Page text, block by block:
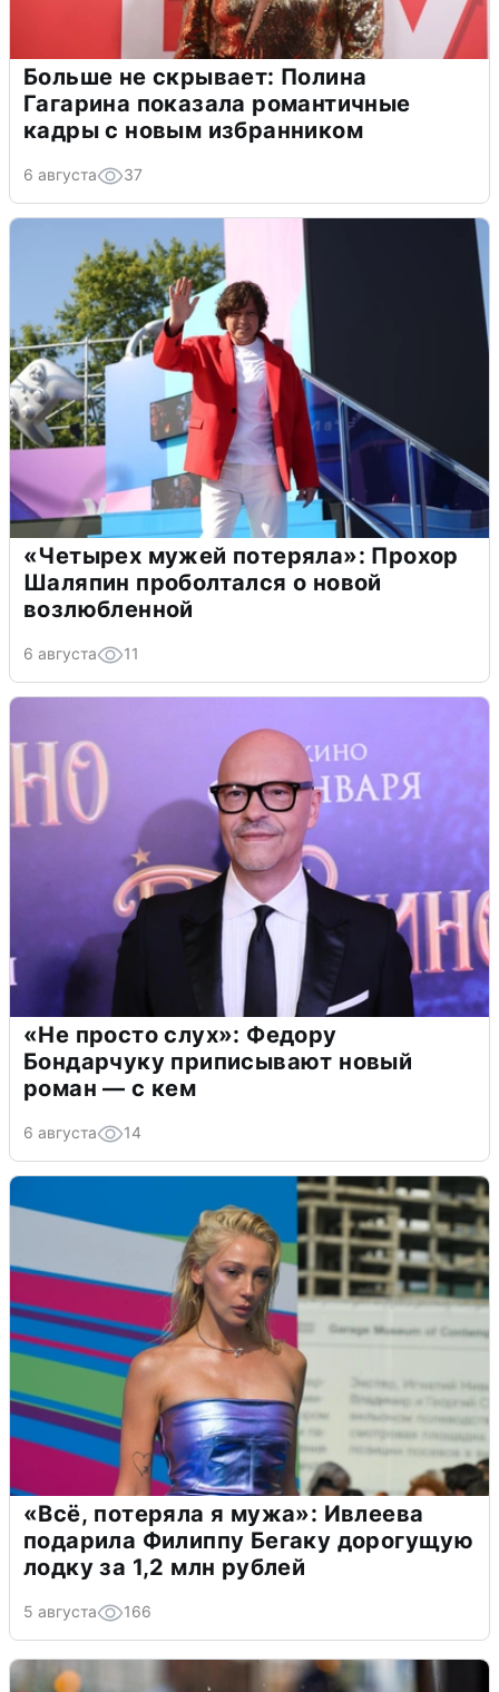
Больше не скрывает: Полина
Гагарина показала романтичные
кадры с новым избранником
6 августа 37
«Четырех мужей потеряла»: Прохор
Шаляпин проболтался о новой
возлюбленной
6 августа 11
«Не просто слух»: Федору
Бондарчуку приписывают новый
роман — с кем
6 августа 14
«Всё, потеряла я мужа»: Ивлеева
подарила Филиппу Бегаку дорогущую
лодку за 1,2 млн рублей
5 августа 166